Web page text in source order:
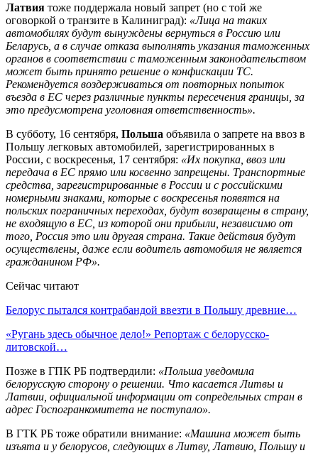
Латвия тоже поддержала новый запрет (но с той же
оговоркой о транзите в Калиниград): «Лица на таких
автомобилях будут вынуждены вернуться в Россию или
Беларусь, а в случае отказа выполнять указания таможенных
органов в соответствии с таможенным законодательством
может быть принято решение о конфискации ТС.
Рекомендуется воздерживаться от повторных попыток
въезда в ЕС через различные пункты пересечения границы, за
это предусмотрена уголовная ответственность».
В субботу, 16 сентября, Польша объявила о запрете на ввоз в
Польшу легковых автомобилей, зарегистрированных в
России, с воскресенья, 17 сентября: «Их покупка, ввоз или
передача в ЕС прямо или косвенно запрещены. Транспортные
средства, зарегистрированные в России и с российскими
номерными знаками, которые с воскресенья появятся на
польских пограничных переходах, будут возвращены в страну,
не входящую в ЕС, из которой они прибыли, независимо от
того, Россия это или другая страна. Такие действия будут
осуществлены, даже если водитель автомобиля не является
гражданином РФ».
Сейчас читают
Белорус пытался контрабандой ввезти в Польшу древние…
«Ругань здесь обычное дело!» Репортаж с белорусско-
литовской…
Позже в ГПК РБ подтвердили: «Польша уведомила
белорусскую сторону о решении. Что касается Литвы и
Латвии, официальной информации от сопредельных стран в
адрес Госпогранкомитета не поступало».
В ГТК РБ тоже обратили внимание: «Машина может быть
изъята и у белорусов, следующих в Литву, Латвию, Польшу и